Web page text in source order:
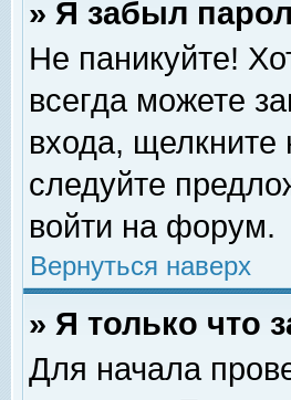
» Я забыл
Не паникуйте!
всегда можете
входа, щелкните
следуйте
войти на форум.
Вернуться наверх
» Я только что
Для начала